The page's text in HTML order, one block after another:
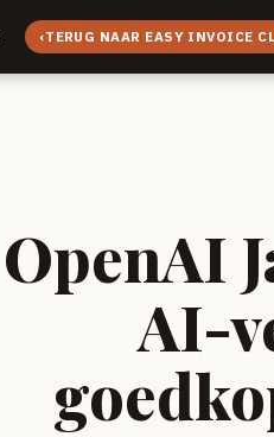
‹TERUG NAAR EASY INVOICE
OpenAI
AI-